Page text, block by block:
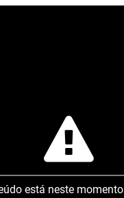
está neste